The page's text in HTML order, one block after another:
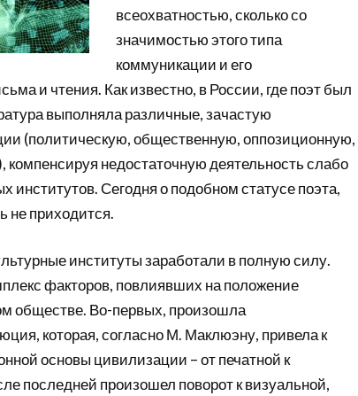
всеохватностью, сколько со
значимостью этого типа
коммуникации и его
и чтения. Как известно, в России, где поэт был
выполняла различные, зачастую
(политическую, общественную, оппозиционную,
компенсируя недостаточную деятельность слабо
институтов. Сегодня о подобном статусе поэта,
не приходится.
институты заработали в полную силу.
факторов, повлиявших на положение
обществе. Во-первых, произошла
которая, согласно М. Маклюэну, привела к
основы цивилизации – от печатной к
последней произошел поворот к визуальной,